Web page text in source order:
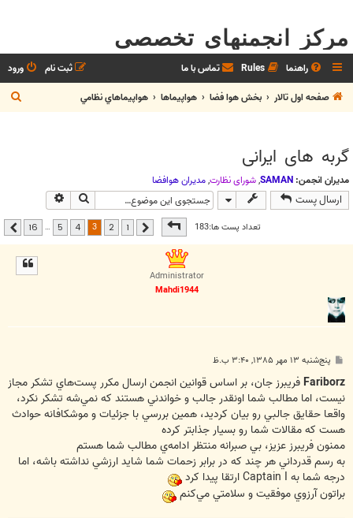
مرکز انجمنهای تخصصی
راهنما Rules تماس با ما ورود
ثبت نام
صفحه اول تالار
بخش هوا فضا هواپيماها هواپيماهاي نظامي
ج
س
گربه های ايرانی
مدیران انجمن: SAMAN
,شوراي نظارت,مديران هوافضا
ارسال پست جستجو
تعداد پست ها:183صفحه از16 قبلی 2
3
4
5
…
16 بعدی
Administrator
Mahdi1944
پ
ت
پنج‌شنبه ۱۳ مهر ۱۳۸۵, ۳:۴۰ ب.ظ
Fariborzفريبرز جان، بر اساس قوانين انجمن ارسال مكرر پست‌هاي تشكر مجاز
نيست، اما مطالب شما اونقدر جالب و خواندني هستند كه نمي‌شه تشكر نكرد،
واقعا حقايق جالبي رو بيان كرديد، همين بررسي با جزئيات و موشكافانه حوادث
هست كه مقالات شما رو بسيار جذابتر كرده
ممنون فريبرز عزيز، بي صبرانه منتظر ادامه‌ي مطالب شما هستم
به رسم قدرداني هر چند كه در برابر زحمات شما شايد ارزشي نداشته باشه، اما
درجه شما به Captain I ارتقا پيدا كرد
براتون آرزوي موفقيت و سلامتي مي‌كنم